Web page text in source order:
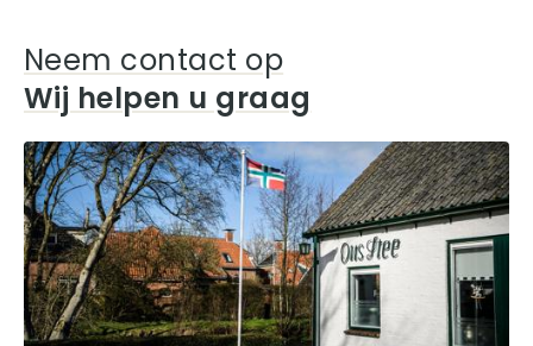
Neem contact op
Wij helpen u graag